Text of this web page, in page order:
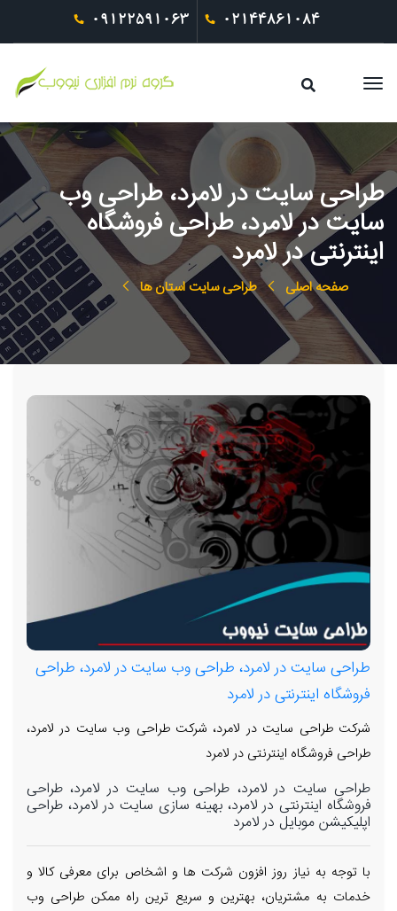
09122591063 02144861084
طراحی سایت در لامرد، طراحی وب
سایت در لامرد، طراحی فروشگاه
اینترنتی در لامرد
صفحه اصلی طراحی سایت استان ها
طراحی سایت در لامرد، طراحی وب سایت در لامرد، طراحی
فروشگاه اینترنتی در لامرد
شرکت طراحی سایت در لامرد، شرکت طراحی وب سایت در لامرد،
طراحی فروشگاه اینترنتی در لامرد
طراحی سایت در لامرد، طراحی وب سایت در لامرد، طراحی
فروشگاه اینترنتی در لامرد، بهینه سازی سایت در لامرد، طراحی
اپلیکیشن موبایل در لامرد
با توجه به نیاز روز افزون شرکت ها و اشخاص برای معرفی کالا و
خدمات به مشتریان، بهترین و سریع ترین راه ممکن طراحی وب